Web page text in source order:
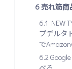
6売れ筋商
6.1 NEW
プデルタ
で
6.2